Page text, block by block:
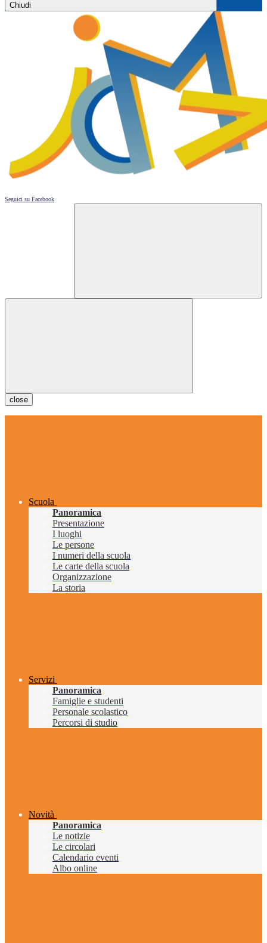
Chiudi
Seguici su Facebook
close
Scuola
Panoramica
Presentazione
I luoghi
Le persone
I numeri della scuola
Le carte della scuola
Organizzazione
La storia
Servizi
Panoramica
Famiglie e studenti
Personale scolastico
Percorsi di studio
Novità
Panoramica
Le notizie
Le circolari
Calendario eventi
Albo online